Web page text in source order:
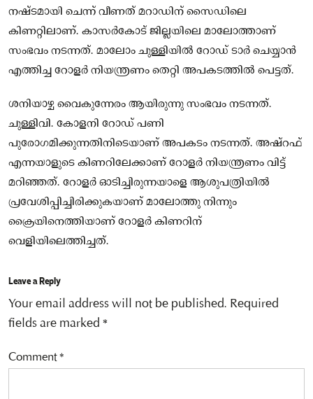
നഷ്ടമായി ചെന്ന് വീണത് മറാഡിന് സൈഡിലെ
കിണറ്റിലാണ്. കാസർകോട് ജില്ലയിലെ മാലോത്താണ്
സംഭവം നടന്നത്. മാലോം ചുള്ളിയിൽ റോഡ് ടാർ ചെയ്യാൻ
എത്തിച്ച റോളർ നിയന്ത്രണം തെറ്റി അപകടത്തിൽ പെട്ടത്.
ശനിയാഴ്ച വൈകുന്നേരം ആയിരുന്നു സംഭവം നടന്നത്.
ചുള്ളിവി. കോളനി റോഡ് പണി
പുരോഗമിക്കുന്നതിനിടെയാണ് അപകടം നടന്നത്. അഷ്റഫ്
എന്നയാളുടെ കിണറിലേക്കാണ് റോളർ നിയന്ത്രണം വിട്ട്
മറിഞ്ഞത്. റോളർ ഓടിച്ചിരുന്നയാളെ ആശുപത്രിയിൽ
പ്രവേശിപ്പിച്ചിരിക്കുകയാണ് മാലോത്തു നിന്നും
ക്രൈയിനെത്തിയാണ് റോളർ കിണറിന്
വെളിയിലെത്തിച്ചത്.
Leave a Reply
Your email address will not be published. Required
fields are marked *
Comment*